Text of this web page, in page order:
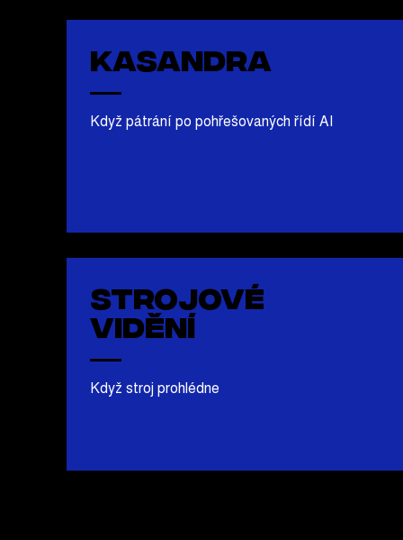
Kasandra
Když pátrání po pohřešovaných řídí AI
Strojové
vidění
Když stroj prohlédne